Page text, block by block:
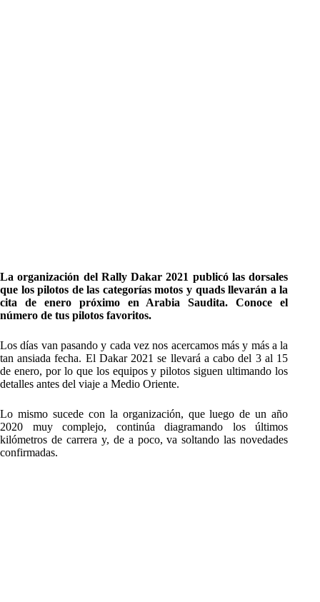
La organización del Rally Dakar 2021 publicó las dorsales
que los pilotos de las categorías motos y quads llevarán a la
cita de enero próximo en Arabia Saudita. Conoce el
número de tus pilotos favoritos.
Los días van pasando y cada vez nos acercamos más y más a la
tan ansiada fecha. El Dakar 2021 se llevará a cabo del 3 al 15
de enero, por lo que los equipos y pilotos siguen ultimando los
detalles antes del viaje a Medio Oriente.
Lo mismo sucede con la organización, que luego de un año
2020 muy complejo, continúa diagramando los últimos
kilómetros de carrera y, de a poco, va soltando las novedades
confirmadas.